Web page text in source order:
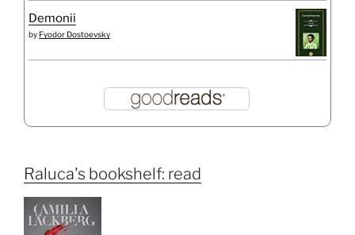
Demonii
by Fyodor Dostoevsky
Raluca's bookshelf: read